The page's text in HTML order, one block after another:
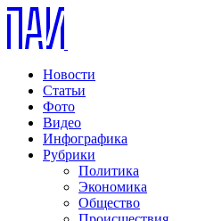
Новости
Статьи
Фото
Видео
Инфографика
Рубрики
Политика
Экономика
Общество